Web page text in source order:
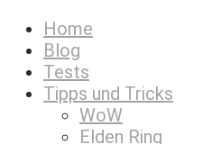
Zum
Inhalt
springen
Games5
Home
Blog
Tests
Tipps und Tricks
WoW
Elden Ring